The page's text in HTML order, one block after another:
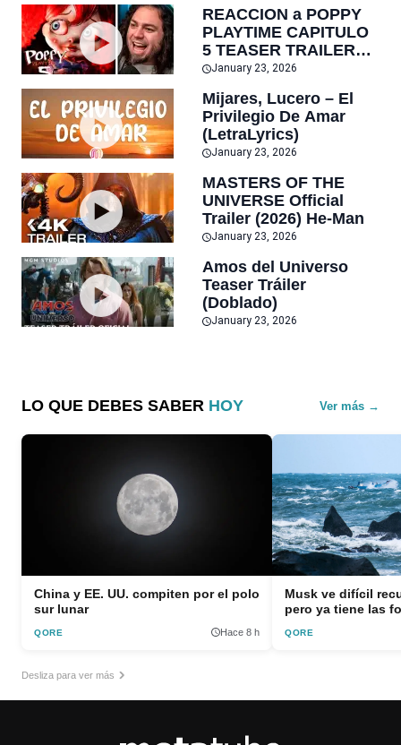
REACCION a POPPY
PLAYTIME CAPITULO
5 TEASER TRAILER
por ZELLENDUST
January 23, 2026
Mijares, Lucero – El
Privilegio De Amar
(LetraLyrics)
January 23, 2026
MASTERS OF THE
UNIVERSE Official
Trailer (2026) He-Man
January 23, 2026
Amos del Universo
Teaser Tráiler
(Doblado)
January 23, 2026
LO QUE DEBES SABER HOY Ver más →
China y EE. UU. compiten por el polo
sur lunar
QORE Hace 8 h
Musk ve difícil
pero ya tiene las
QORE
Desliza para ver más